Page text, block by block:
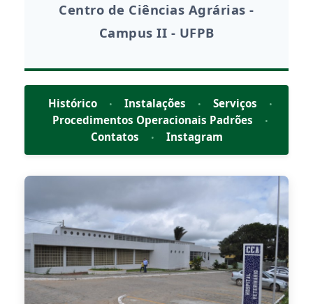
Centro de Ciências Agrárias -
Campus II - UFPB
Histórico • Instalações • Serviços •
Procedimentos Operacionais Padrões •
Contatos • Instagram